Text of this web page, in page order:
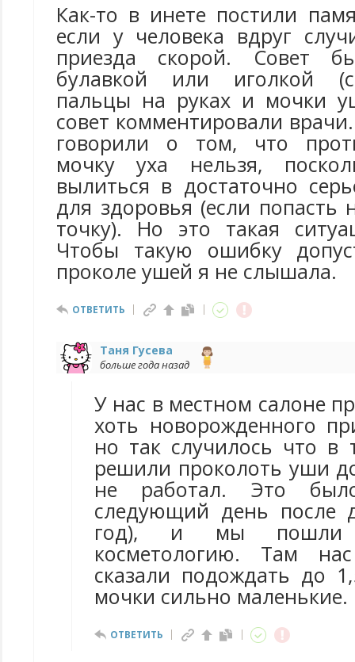
Как-то в инете постили
если у человека вдруг
приезда скорой. Совет
булавкой или иголкой
пальцы на руках и мочки
совет комментировали
говорили о том, что
мочку уха нельзя,
вылиться в достаточно
для здоровья (если попасть
точку). Но это такая
Чтобы такую ошибку
проколе ушей я не слышала.
ОТВЕТИТЬ
Таня Гусева
больше года назад
У нас в местном салоне
хоть новорожденного
но так случилось что
решили проколоть уши
не работал. Это
следующий день после
год), и мы пошли
косметологию. Там
сказали подождать до
мочки сильно маленькие.
ОТВЕТИТЬ